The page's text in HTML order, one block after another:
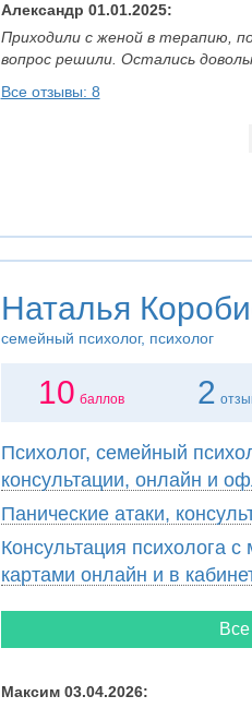
Александр 01.01.2025:
Приходили с женой в терапию,
вопрос решили. Остались
Все отзывы: 8
Наталья
семейный психолог, психолог
10 баллов 2
Психолог, семейный
консультации, онлайн и
Панические атаки,
Консультация психолога
картами онлайн и в
Максим 03.04.2026: